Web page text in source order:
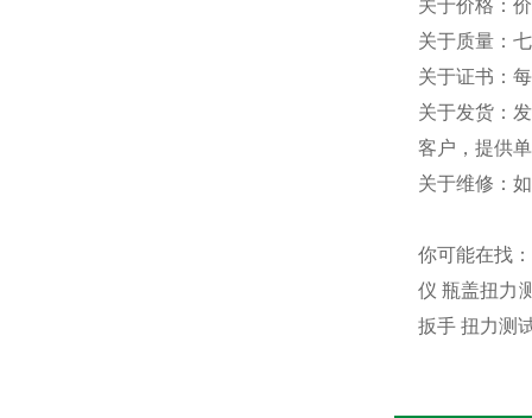
关于价格：
关于质量：
关于证书：
关于发货：
客户，提供
关于维修：
你可能在找
仪 瓶盖扭力
扳手 扭力测